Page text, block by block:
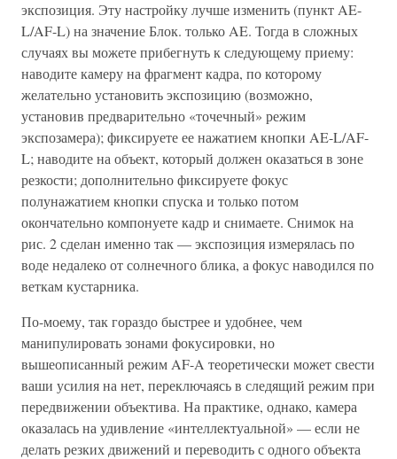
экспозиция. Эту настройку лучше изменить (пункт AE-
L/AF-L) на значение Блок. только AE. Тогда в сложных
случаях вы можете прибегнуть к следующему приему:
наводите камеру на фрагмент кадра, по которому
желательно установить экспозицию (возможно,
установив предварительно «точечный» режим
экспозамера); фиксируете ее нажатием кнопки AE-L/AF-
L; наводите на объект, который должен оказаться в зоне
резкости; дополнительно фиксируете фокус
полунажатием кнопки спуска и только потом
окончательно компонуете кадр и снимаете. Снимок на
рис. 2 сделан именно так — экспозиция измерялась по
воде недалеко от солнечного блика, а фокус наводился по
веткам кустарника.
По-моему, так гораздо быстрее и удобнее, чем
манипулировать зонами фокусировки, но
вышеописанный режим AF-A теоретически может свести
ваши усилия на нет, переключаясь в следящий режим при
передвижении объектива. На практике, однако, камера
оказалась на удивление «интеллектуальной» — если не
делать резких движений и переводить с одного объекта